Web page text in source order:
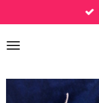
au
contenu